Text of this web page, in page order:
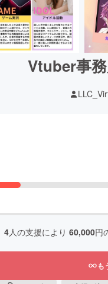
Vtuber事
4人の支援により 60,000円
も